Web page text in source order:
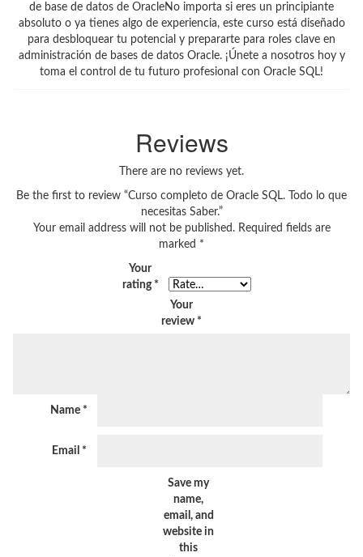
de base de datos de OracleNo importa si eres un principiante
absoluto o ya tienes algo de experiencia, este curso está diseñado
para desbloquear tu potencial y prepararte para roles clave en
administración de bases de datos Oracle. ¡Únete a nosotros hoy y
toma el control de tu futuro profesional con Oracle SQL!
Reviews
There are no reviews yet.
Be the first to review “Curso completo de Oracle SQL. Todo lo que
necesitas Saber.”
Your email address will not be published. Required fields are
marked *
Your
rating *
Your
review *
Name *
Email *
Save my
name,
email, and
website in
this